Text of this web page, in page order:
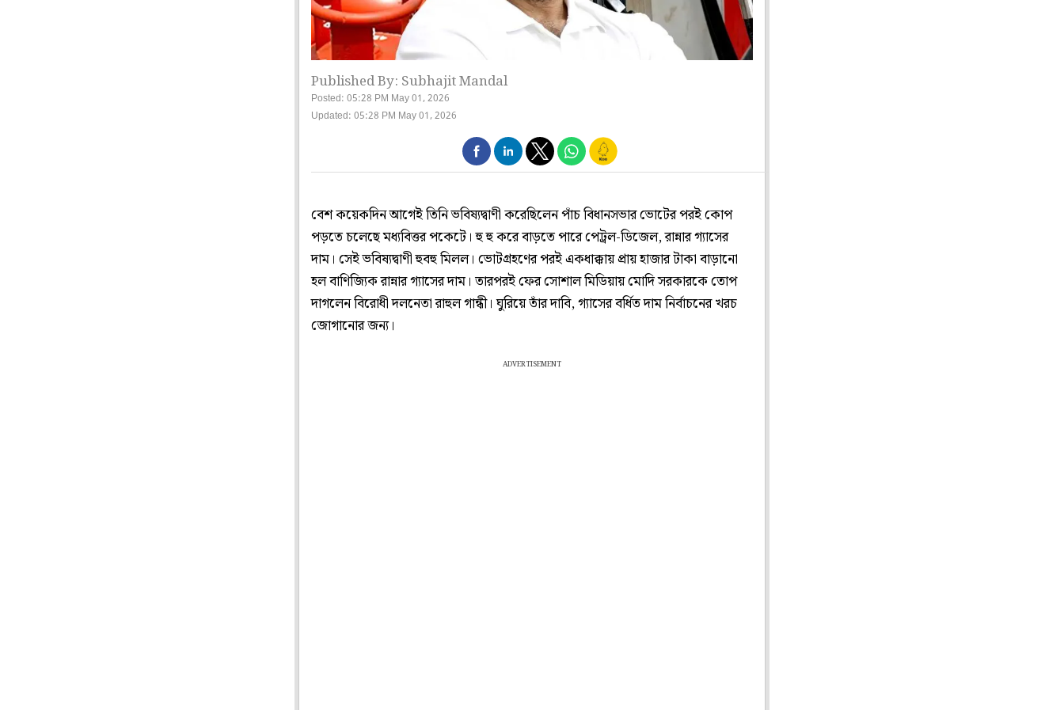
Published By: Subhajit Mandal
Posted: 05:28 PM May 01, 2026
Updated: 05:28 PM May 01, 2026
বেশ কয়েকদিন আগেই তিনি ভবিষ্যদ্বাণী করেছিলেন পাঁচ বিধানসভার ভোটের পরই কোপ
পড়তে চলেছে মধ্যবিত্তর পকেটে। হু হু করে বাড়তে পারে পেট্রল-ডিজেল, রান্নার গ্যাসের
দাম। সেই ভবিষ্যদ্বাণী হুবহু মিলল। ভোটগ্রহণের পরই একধাক্কায় প্রায় হাজার টাকা বাড়ানো
হল বাণিজ্যিক রান্নার গ্যাসের দাম। তারপরই ফের সোশাল মিডিয়ায় মোদি সরকারকে তোপ
দাগলেন বিরোধী দলনেতা রাহুল গান্ধী। ঘুরিয়ে তাঁর দাবি, গ্যাসের বর্ধিত দাম নির্বাচনের খরচ
জোগানোর জন্য।
ADVERTISEMENT